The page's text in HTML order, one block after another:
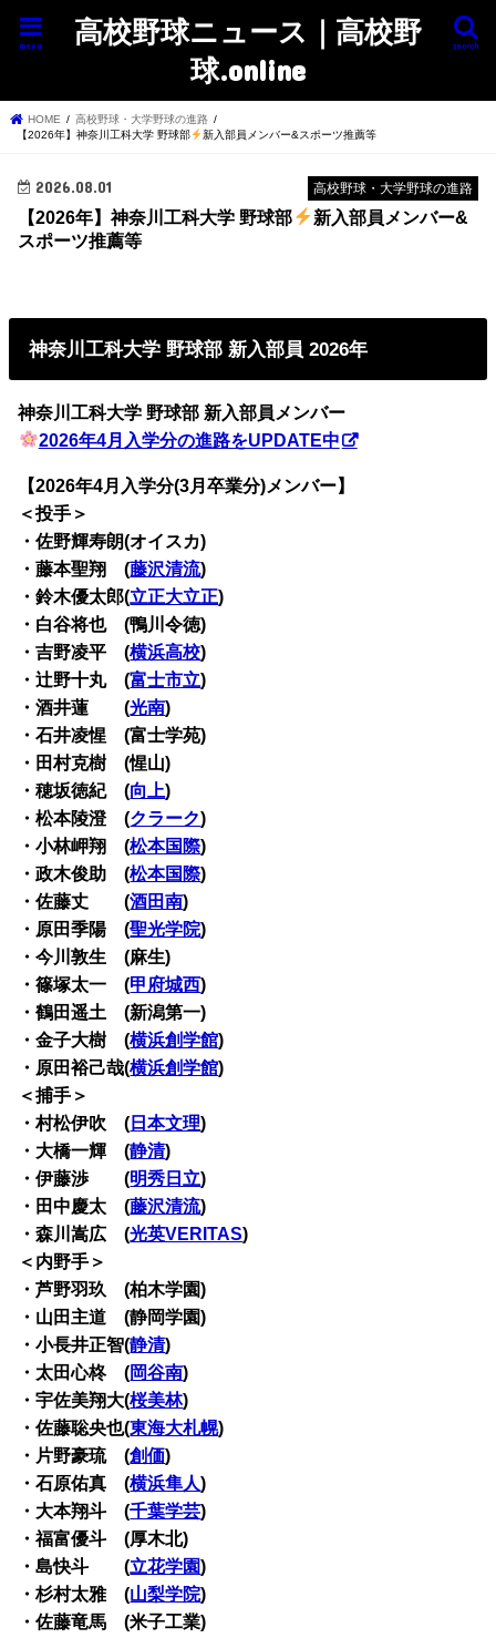
高校野球ニュース｜高校野
球.online
search
menu
HOME
高校野球・大学野球の進路
【2026年】神奈川工科大学 野球部
新入部員メンバー&スポーツ推薦等
高校野球・大学野球の進路
2026.08.01
【2026年】神奈川工科大学 野球部
新入部員メンバー&
スポーツ推薦等
神奈川工科大学 野球部 新入部員 2026年
神奈川工科大学 野球部 新入部員メンバー
2026年4月入学分の進路をUPDATE中
【2026年4月入学分(3月卒業分)メンバー】
＜投手＞
・佐野輝寿朗(オイスカ)
・藤本聖翔 (藤沢清流)
・鈴木優太郎(立正大立正)
・白谷将也 (鴨川令徳)
・吉野凌平 (横浜高校)
・辻野十丸 (富士市立)
・酒井蓮 (光南)
・石井凌惺 (富士学苑)
・田村克樹 (惺山)
・穂坂徳紀 (向上)
・松本陵澄 (クラーク)
・小林岬翔 (松本国際)
・政木俊助 (松本国際)
・佐藤丈 (酒田南)
・原田季陽 (聖光学院)
・今川敦生 (麻生)
・篠塚太一 (甲府城西)
・鶴田遥土 (新潟第一)
・金子大樹 (横浜創学館)
・原田裕己哉(横浜創学館)
＜捕手＞
・村松伊吹 ( 日本文理)
・大橋一輝 (静清)
・伊藤渉 (明秀日立)
・田中慶太 (藤沢清流)
・森川嵩広 (光英VERITAS)
＜内野手＞
・芦野羽玖 (柏木学園)
・山田主道 (静岡学園)
・小長井正智(静清)
・太田心柊 (岡谷南)
・宇佐美翔大(桜美林)
・佐藤聡央也(東海大札幌)
・片野豪琉 (創価)
・石原佑真 (横浜隼人)
・大本翔斗 (千葉学芸)
・福富優斗 (厚木北)
・島快斗 (立花学園)
・杉村太雅 (山梨学院)
・佐藤竜馬 (米子工業)